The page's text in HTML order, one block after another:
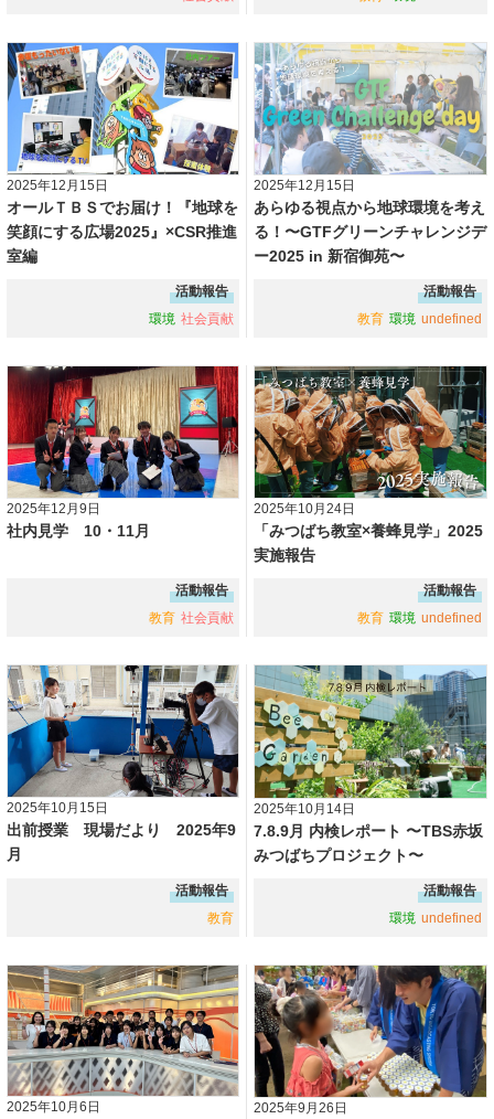
2025年12月15日
オールＴＢＳでお届け！『地球を
笑顔にする広場2025』×CSR推進
室編
活動報告
環境 社会貢献
2025年12月15日
あらゆる視点から地球環境を考え
る！〜GTFグリーンチャレンジデ
ー2025 in 新宿御苑〜
活動報告
教育 環境 undefined
2025年12月9日
社内見学 10・11月
活動報告
教育 社会貢献
2025年10月24日
「みつばち教室×養蜂見学」2025
実施報告
活動報告
教育 環境 undefined
2025年10月15日
出前授業 現場だより 2025年9
月
活動報告
教育
2025年10月14日
7.8.9月 内検レポート 〜TBS赤坂
みつばちプロジェクト〜
活動報告
環境 undefined
2025年10月6日 2025年9月26日